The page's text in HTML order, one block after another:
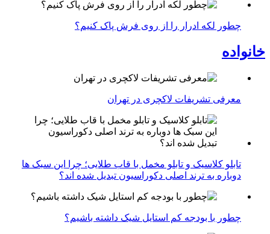
چطور لکه ادرار را از روی فرش پاک کنیم؟
خانواده
معرفی تشریفات لاکچری در تهران
تابلو کلاسیک و تابلو مخمل با قاب طلایی؛ چرا این سبک ها
دوباره به ترند اصلی دکوراسیون تبدیل شده اند؟
چطور با بودجه کم استایل شیک داشته باشیم؟